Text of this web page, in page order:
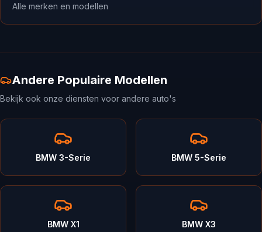
Alle merken en modellen
Andere Populaire Modellen
Bekijk ook onze diensten voor andere auto's
BMW 3-Serie BMW 5-Serie
BMW X1 BMW X3